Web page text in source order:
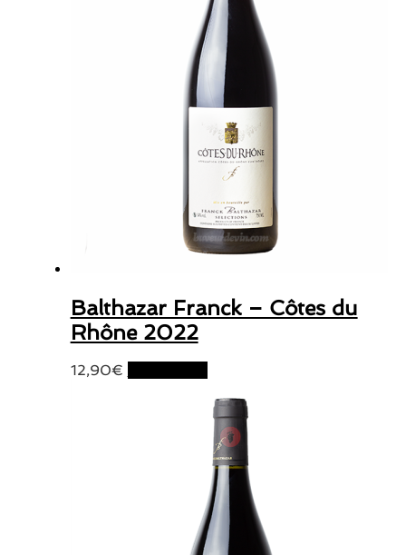
Balthazar Franck – Côtes du
Rhône 2022
12,90€